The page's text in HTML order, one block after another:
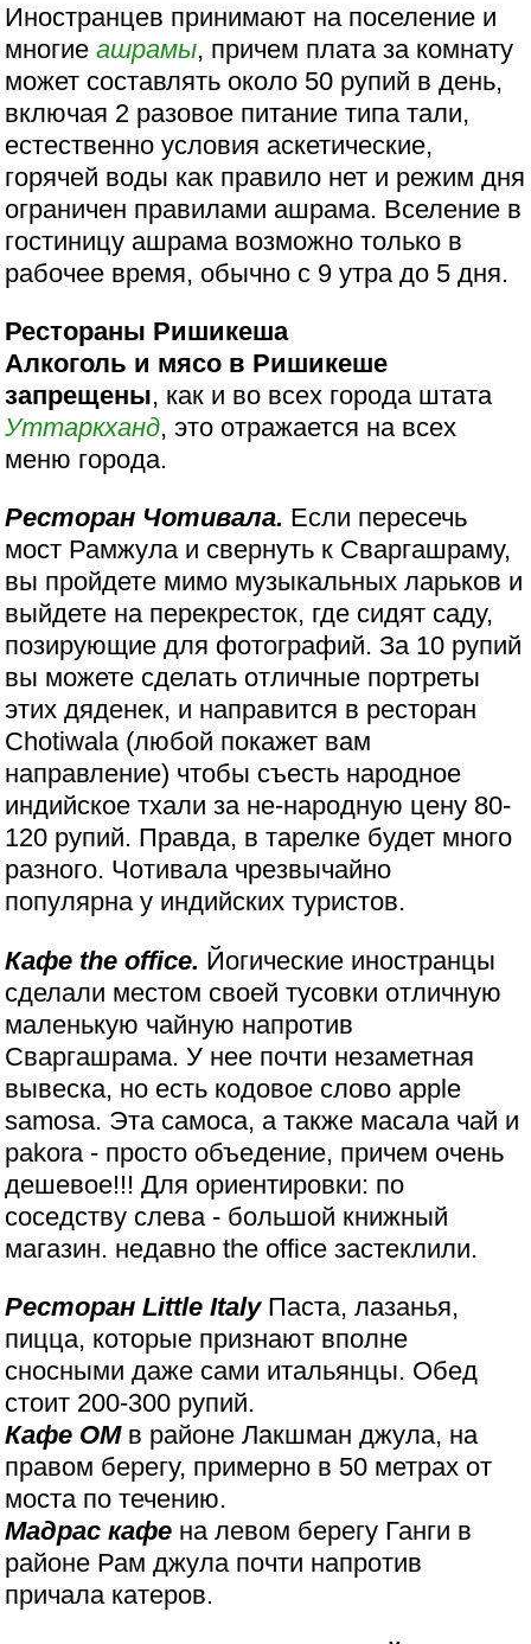
Иностранцев принимают на поселение и
многиеашрамы, причем плата за комнату
может составлять около 50 рупий в день,
включая 2 разовое питание типа тали,
естественно условия аскетические,
горячей воды как правило нет и режим дня
ограничен правилами ашрама. Вселение в
гостиницу ашрама возможно только в
рабочее время, обычно с 9 утра до 5 дня.
Рестораны Ришикеша
Алкоголь и мясо в Ришикеше
запрещены, как и во всех города штата
Уттаркханд, это отражается на всех
меню города.
Ресторан Чотивала. Если пересечь
мост Рамжула и свернуть к Сваргашраму,
вы пройдете мимо музыкальных ларьков и
выйдете на перекресток, где сидят саду,
позирующие для фотографий. За 10 рупий
вы можете сделать отличные портреты
этих дяденек, и направится в ресторан
Chotiwala (любой покажет вам
направление) чтобы съесть народное
индийское тхали за не-народную цену 80-
120 рупий. Правда, в тарелке будет много
разного. Чотивала чрезвычайно
популярна у индийских туристов.
Кафе the office. Йогические иностранцы
сделали местом своей тусовки отличную
маленькую чайную напротив
Сваргашрама. У нее почти незаметная
вывеска, но есть кодовое слово apple
samosa. Эта самоса, а также масала чай и
pakora - просто объедение, причем очень
дешевое!!! Для ориентировки: по
соседству слева - большой книжный
магазин. недавно the office застеклили.
Ресторан Little ItalyПаста, лазанья,
пицца, которые признают вполне
сносными даже сами итальянцы. Обед
стоит 200-300 рупий.
Кафе ОМв районе Лакшман джула, на
правом берегу, примерно в 50 метрах от
моста по течению.
Мадрас кафе на левом берегу Ганги в
районе Рам джула почти напротив
причала катеров.